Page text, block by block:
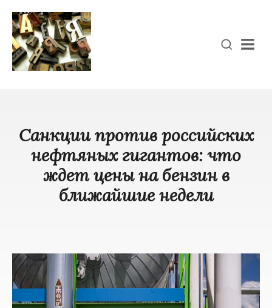
Санкции против российских
нефтяных гигантов: что
ждет цены на бензин в
ближайшие недели